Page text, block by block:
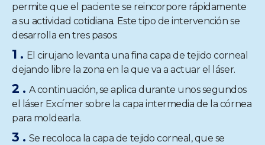
permite que el paciente se reincorpore rápidamente
a su actividad cotidiana. Este tipo de intervención se
desarrolla en tres pasos:
El cirujano levanta una fina capa de tejido corneal
dejando libre la zona en la que va a actuar el láser.
A continuación, se aplica durante unos segundos
el láser Excímer sobre la capa intermedia de la córnea
para moldearla.
Se recoloca la capa de tejido corneal, que se